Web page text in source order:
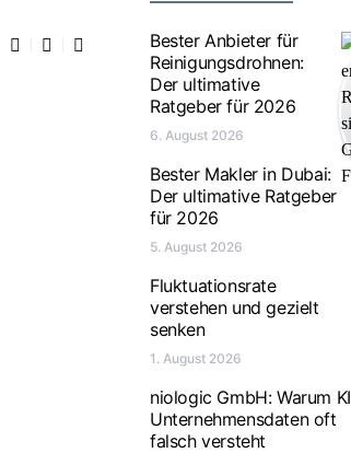
Bester Anbieter für
Reinigungsdrohnen:
Der ultimative
Ratgeber für 2026
6. August 2026
Bester Makler in Dubai:
Der ultimative Ratgeber
für 2026
5. August 2026
Fluktuationsrate
verstehen und gezielt
senken
1. August 2026
niologic GmbH: Warum KI
Unternehmensdaten oft
falsch versteht